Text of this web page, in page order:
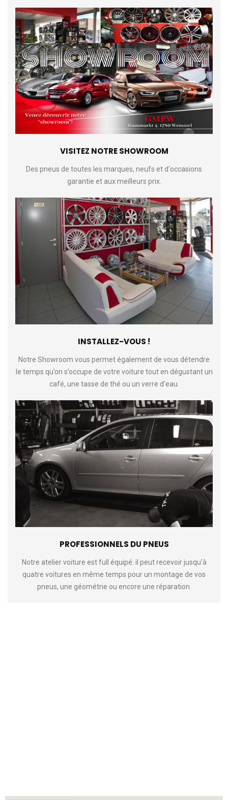
VISITEZ NOTRE SHOWROOM
Des pneus de toutes les marques, neufs et d'occasions
garantie et aux meilleurs prix.
INSTALLEZ-VOUS !
Notre Showroom vous permet également de vous détendre
le temps qu’on s’occupe de votre voiture tout en dégustant un
café, une tasse de thé ou un verre d’eau.
PROFESSIONNELS DU PNEUS
Notre atelier voiture est full équipé: il peut recevoir jusqu'à
quatre voitures en même temps pour un montage de vos
pneus, une géométrie ou encore une réparation.